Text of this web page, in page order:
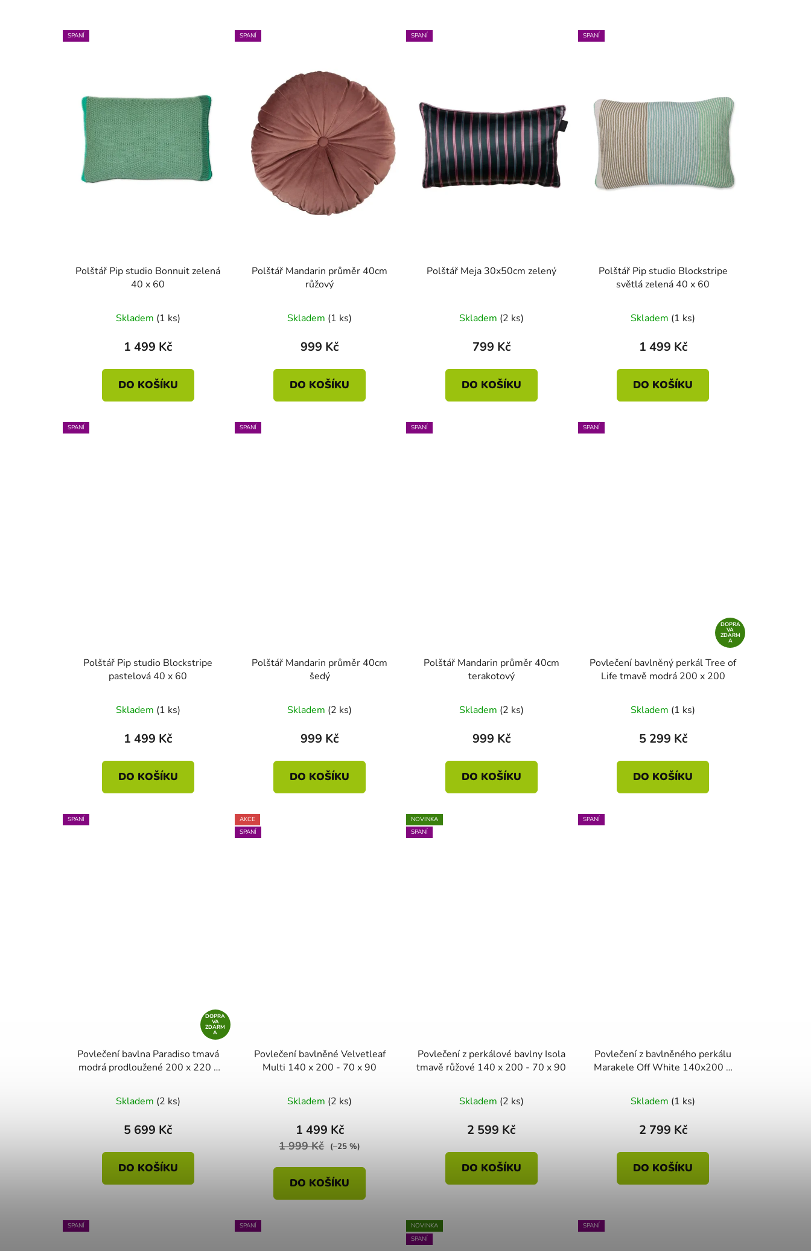
SPANÍ
Polštář Pip studio Bonnuit zelená
40 x 60
Skladem (1 ks)
1 499 Kč
DO KOŠÍKU
SPANÍ
Polštář Mandarin průměr 40cm
růžový
Skladem (1 ks)
999 Kč
DO KOŠÍKU
SPANÍ
Polštář Meja 30x50cm zelený
Skladem (2 ks)
799 Kč
DO KOŠÍKU
SPANÍ
Polštář Pip studio Blockstripe
světlá zelená 40 x 60
Skladem (1 ks)
1 499 Kč
DO KOŠÍKU
SPANÍ
Polštář Pip studio Blockstripe
pastelová 40 x 60
Skladem (1 ks)
1 499 Kč
DO KOŠÍKU
SPANÍ
Polštář Mandarin průměr 40cm
šedý
Skladem (2 ks)
999 Kč
DO KOŠÍKU
SPANÍ
Polštář Mandarin průměr 40cm
terakotový
Skladem (2 ks)
999 Kč
DO KOŠÍKU
SPANÍ
DOPRA
VA
ZDARM
A
Povlečení bavlněný perkál Tree of
Life tmavě modrá 200 x 200
Skladem (1 ks)
5 299 Kč
DO KOŠÍKU
SPANÍ
DOPRA
VA
ZDARM
A
Povlečení bavlna Paradiso tmavá
modrá prodloužené 200 x 220 -
Skladem (2 ks)
5 699 Kč
DO KOŠÍKU
AKCE
SPANÍ
Povlečení bavlněné Velvetleaf
Multi 140 x 200 - 70 x 90
Skladem (2 ks)
1 499 Kč
1 999 Kč (–25 %)
DO KOŠÍKU
NOVINKA
SPANÍ
Povlečení z perkálové bavlny Isola
tmavě růžové 140 x 200 - 70 x 90
Skladem (2 ks)
2 599 Kč
DO KOŠÍKU
SPANÍ
Povlečení z bavlněného perkálu
Marakele Off White 140x200 +
Skladem (1 ks)
2 799 Kč
DO KOŠÍKU
SPANÍ SPANÍ
NOVINKA
SPANÍ
SPANÍ